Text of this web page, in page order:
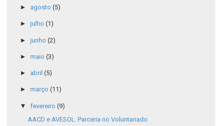
► agosto (5)
► julho (1)
► junho (2)
► maio (3)
► abril (5)
► março (11)
▼ fevereiro (9)
AACD e AVESOL: Parceria no Voluntariado